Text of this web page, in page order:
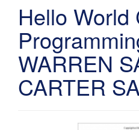
Hello World
WARREN
CARTER